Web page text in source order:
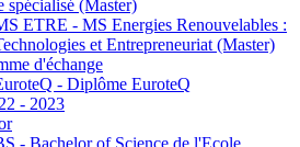
spécialisé (Master)
ETRE - MS Energies Renouvelables :
et Entrepreneuriat (Master)
d'échange
- Diplôme EuroteQ
- 2023
- Bachelor of Science de l'Ecole